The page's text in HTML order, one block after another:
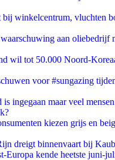
bij winkelcentrum, vluchten
aan oliebedrijf
wil tot 50.000 Noord-
voor #sungazing
ingegaan maar veel
kiezen grijs en
dreigt binnenvaart bij
Europa kende heetste juni-